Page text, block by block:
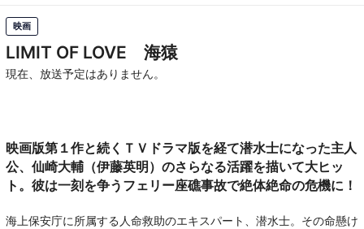
映画
LIMIT OF LOVE 海猿
現在、放送予定はありません。
映画版第１作と続くＴＶドラマ版を経て潜水士になった主人
公、仙崎大輔（伊藤英明）のさらなる活躍を描いて大ヒッ
ト。彼は一刻を争うフェリー座礁事故で絶体絶命の危機に！
海上保安庁に所属する人命救助のエキスパート、潜水士。その命懸け